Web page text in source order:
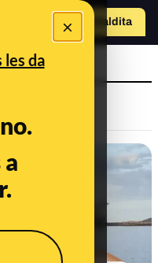
×
les da
Hazte Maldito
a